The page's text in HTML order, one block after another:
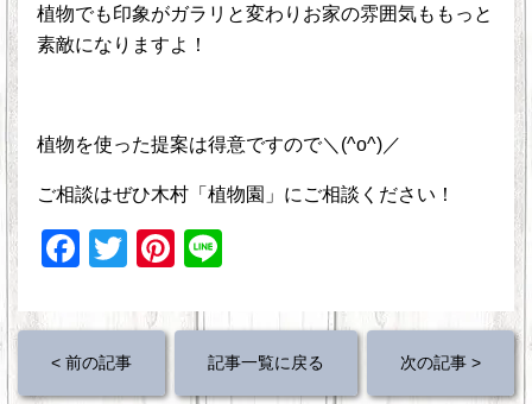
植物でも印象がガラリと変わりお家の雰囲気ももっと
素敵になりますよ！
植物を使った提案は得意ですので＼(^o^)／
ご相談はぜひ木村「植物園」にご相談ください！
F
c
e
T
tt
er
Pi
er e
< 前の記事 記事一覧に戻る 次の記事 >